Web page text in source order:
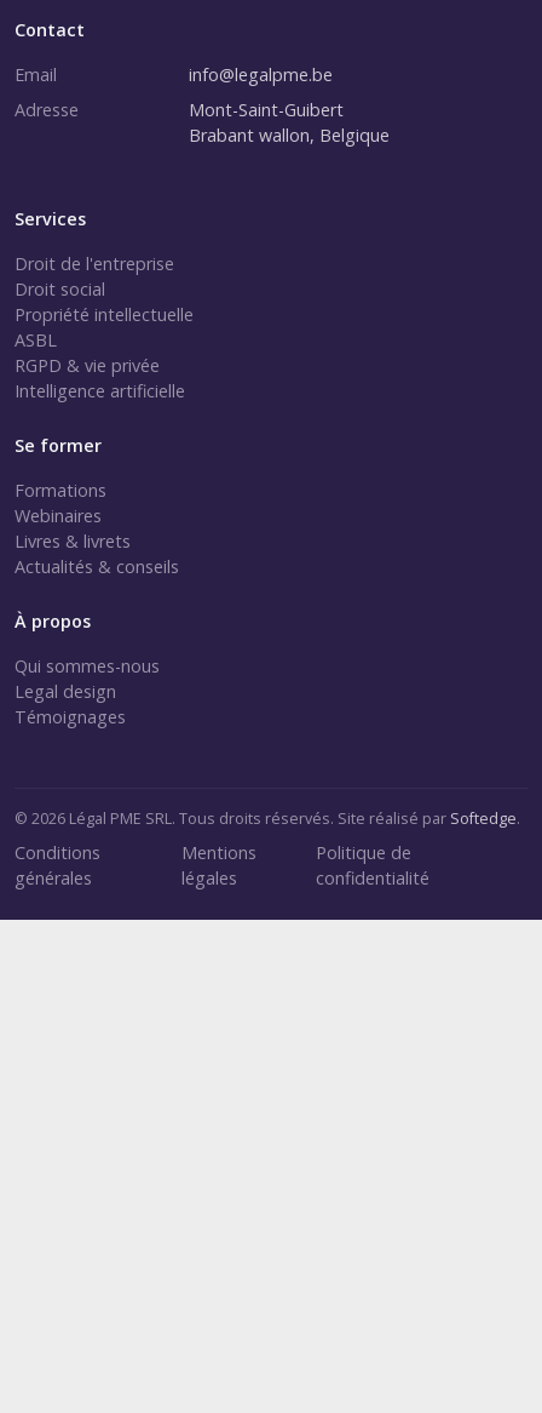
Contact
Email
info@legalpme.be
Adresse
Mont-Saint-Guibert
Brabant wallon, Belgique
Services
Droit de l'entreprise
Droit social
Propriété intellectuelle
ASBL
RGPD & vie privée
Intelligence artificielle
Se former
Formations
Webinaires
Livres & livrets
Actualités & conseils
À propos
Qui sommes-nous
Legal design
Témoignages
© 2026 Légal PME SRL. Tous droits réservés. Site réalisé par Softedge.
Conditions
générales
Mentions
légales
Politique de
confidentialité